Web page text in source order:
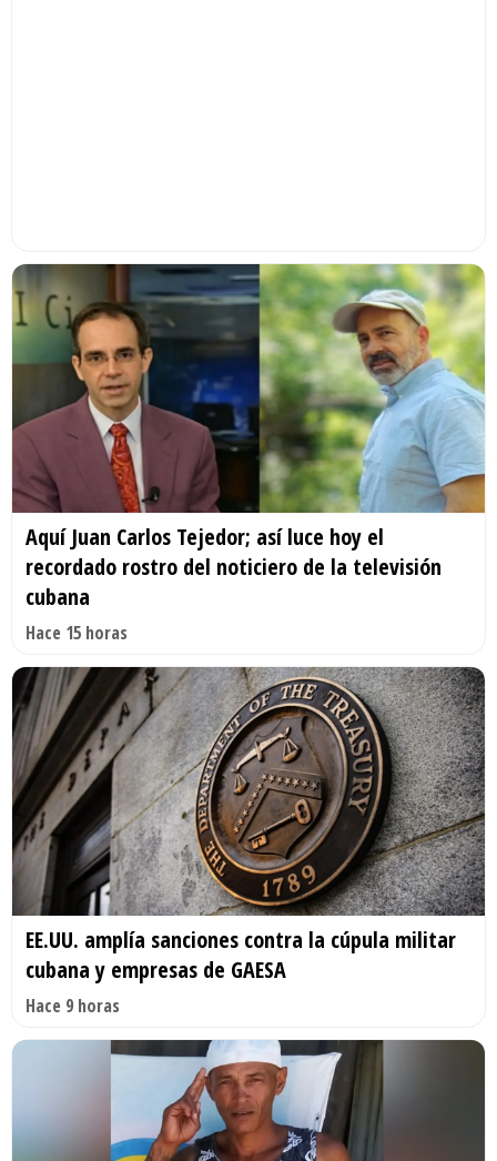
Aquí Juan Carlos Tejedor; así luce hoy el
recordado rostro del noticiero de la televisión
cubana
Hace 15 horas
EE.UU. amplía sanciones contra la cúpula militar
cubana y empresas de GAESA
Hace 9 horas